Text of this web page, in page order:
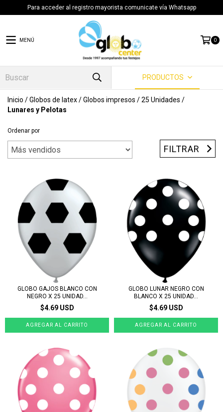
Para acceder al registro mayorista comunicate vía Whatsapp
MENÚ 0
PRODUCTOS
Inicio /Globos de latex/Globos impresos /25 Unidades /
Lunares y Pelotas
Ordenar por
FILTRAR
GLOBO GAJOS BLANCO CON
NEGRO X 25 UNIDAD...
$4.69 USD
GLOBO LUNAR NEGRO CON
BLANCO X 25 UNIDAD...
$4.69 USD